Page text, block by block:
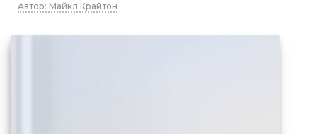
Автор: Майкл Крайтон